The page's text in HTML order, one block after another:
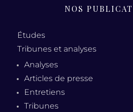
NOS
Études
Tribunes et analyses
Analyses
Articles de presse
Entretiens
Tribunes